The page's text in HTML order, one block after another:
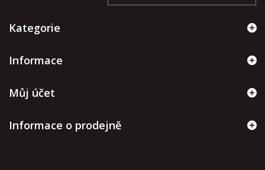
Kategorie
Informace
Můj účet
Informace o prodejně